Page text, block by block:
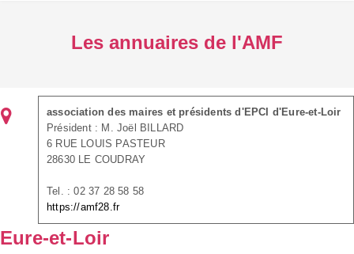
Les annuaires de l'AMF
association des maires et présidents d'EPCI d'Eure-et-Loir
Président : M. Joël BILLARD
6 RUE LOUIS PASTEUR
28630 LE COUDRAY
Tel. : 02 37 28 58 58
https://amf28.fr
Eure-et-Loir